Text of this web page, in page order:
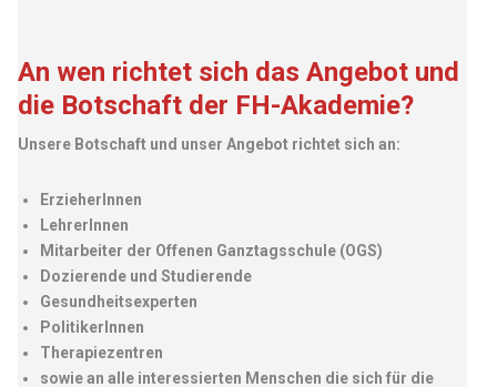
An wen richtet sich das Angebot und
die Botschaft der FH-Akademie?
Unsere Botschaft und unser Angebot richtet sich an:
ErzieherInnen
LehrerInnen
Mitarbeiter der Offenen Ganztagsschule (OGS)
Dozierende und Studierende
Gesundheitsexperten
PolitikerInnen
Therapiezentren
sowie an alle interessierten Menschen die sich für die